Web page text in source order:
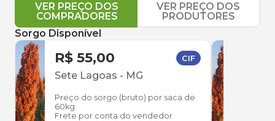
VER PREÇO DOS
COMPRADORES
VER PREÇO DOS
PRODUTORES
Sorgo Disponível
R$ 55,00 CIF
Sete Lagoas - MG
Preço do sorgo (bruto) por saca de
60kg
Frete por conta do vendedor